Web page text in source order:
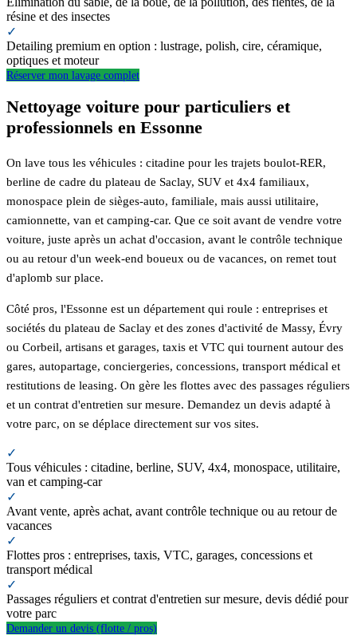
résine et des insectes
✓
Detailing premium en option : lustrage, polish, cire, céramique,
optiques et moteur
Réserver mon lavage complet
Nettoyage voiture pour particuliers et
professionnels en Essonne
On lave tous les véhicules : citadine pour les trajets boulot-RER,
berline de cadre du plateau de Saclay, SUV et 4x4 familiaux,
monospace plein de sièges-auto, familiale, mais aussi utilitaire,
camionnette, van et camping-car. Que ce soit avant de vendre votre
voiture, juste après un achat d'occasion, avant le contrôle technique
ou au retour d'un week-end boueux ou de vacances, on remet tout
d'aplomb sur place.
Côté pros, l'Essonne est un département qui roule : entreprises et
sociétés du plateau de Saclay et des zones d'activité de Massy, Évry
ou Corbeil, artisans et garages, taxis et VTC qui tournent autour des
gares, autopartage, conciergeries, concessions, transport médical et
restitutions de leasing. On gère les flottes avec des passages réguliers
et un contrat d'entretien sur mesure. Demandez un devis adapté à
votre parc, on se déplace directement sur vos sites.
✓
Tous véhicules : citadine, berline, SUV, 4x4, monospace, utilitaire,
van et camping-car
✓
Avant vente, après achat, avant contrôle technique ou au retour de
vacances
✓
Flottes pros : entreprises, taxis, VTC, garages, concessions et
transport médical
✓
Passages réguliers et contrat d'entretien sur mesure, devis dédié pour
votre parc
Demander un devis (flotte / pros)